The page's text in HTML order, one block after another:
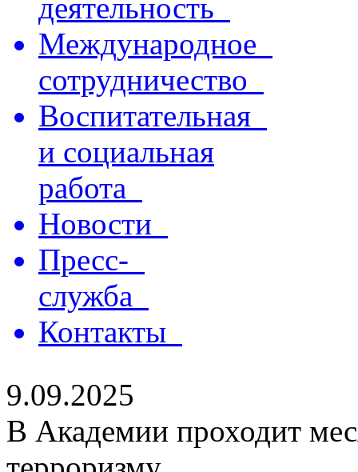
деятельность
Международное
сотрудничество
Воспитательная
и социальная
работа
Новости
Пресс-
служба
Контакты
9.09.2025
В Академии проходит